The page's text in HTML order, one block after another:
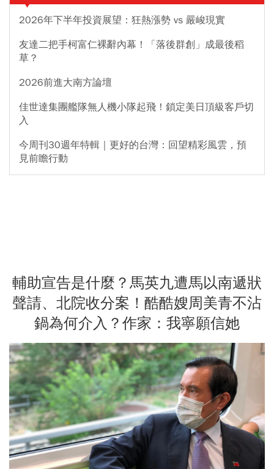
2026年下半年投資展望：狂熱漲勢 vs 嚴峻現實
友達二把手柯富仁裸辭內幕！「落後群創」成最後稻
草？
2026前進大南方論壇
佳世達集團艦隊無人機小隊起飛！鎖定美日頂級客戶切
入
今周刊30週年特輯｜更好的台灣：回望精彩風雲，預
見前瞻行動
輔助宣告是什麼？馬英九遭馬以南遞狀
聲請、北院收分案！酷酷嫂周美青不沾
鍋為何介入？作家：我寧願信她